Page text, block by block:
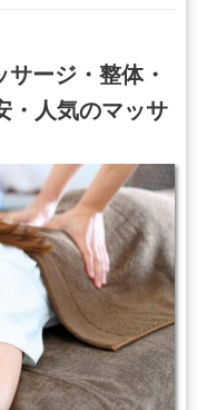
サージ・整体・
・人気のマッサ